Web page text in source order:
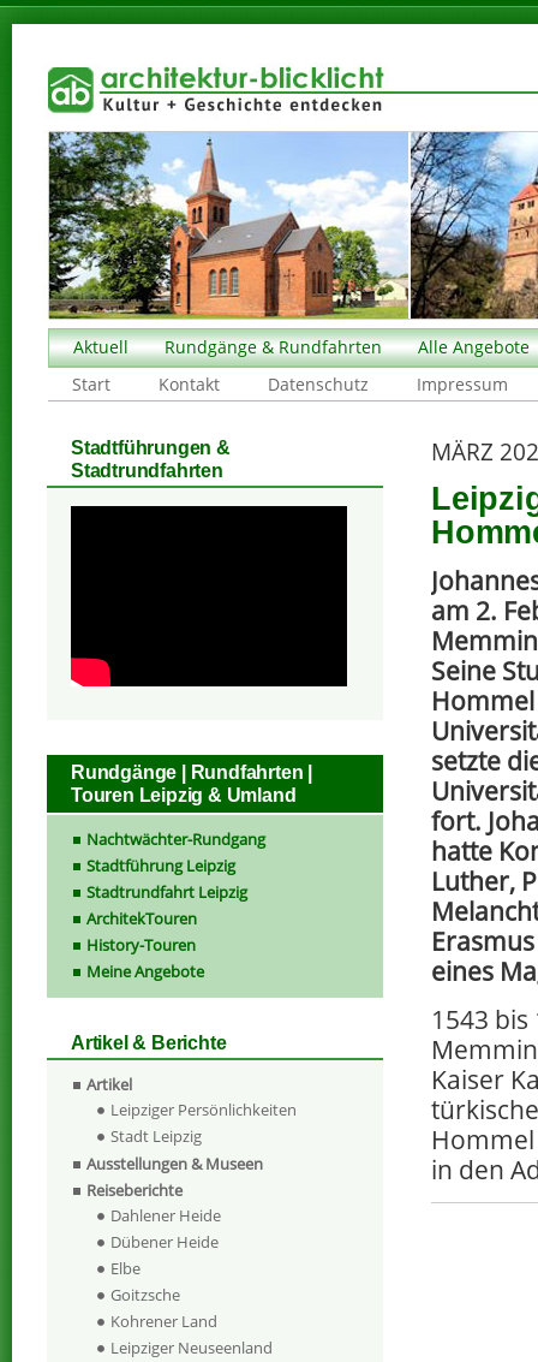
Aktuell Rundgänge & Rundfahrten
Alle Angebote
Start
Kontakt Datenschutz Impressum
MÄRZ
am 2.
Seine
setzte
fort.
hatte
Luther,
eines
1543
Kaiser
in den
Stadtführungen &
Stadtrundfahrten
Rundgänge | Rundfahrten |
Touren Leipzig & Umland
Nachtwächter-Rundgang
Stadtführung Leipzig
Stadtrundfahrt Leipzig
ArchitekTouren
History-Touren
Meine Angebote
Artikel & Berichte
Artikel
Leipziger Persönlichkeiten
Stadt Leipzig
Ausstellungen & Museen
Reiseberichte
Dahlener Heide
Dübener Heide
Elbe
Goitzsche
Kohrener Land
Leipziger Neuseenland